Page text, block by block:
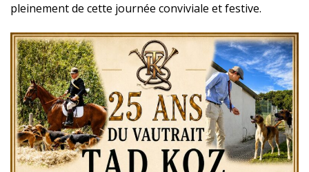
pleinement de cette journée conviviale et festive.